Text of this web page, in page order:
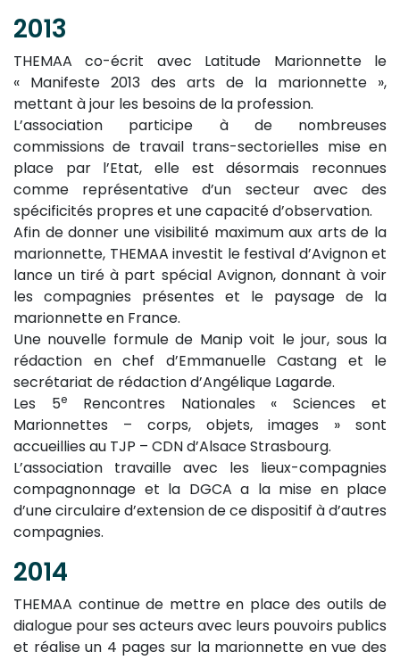
2013
THEMAA co-écrit avec Latitude Marionnette le
« Manifeste 2013 des arts de la marionnette »,
mettant à jour les besoins de la profession.
L’association participe à de nombreuses
commissions de travail trans-sectorielles mise en
place par l’Etat, elle est désormais reconnues
comme représentative d’un secteur avec des
spécificités propres et une capacité d’observation.
Afin de donner une visibilité maximum aux arts de la
marionnette, THEMAA investit le festival d’Avignon et
lance un tiré à part spécial Avignon, donnant à voir
les compagnies présentes et le paysage de la
marionnette en France.
Une nouvelle formule de Manip voit le jour, sous la
rédaction en chef d’Emmanuelle Castang et le
secrétariat de rédaction d’Angélique Lagarde.
Les 5eRencontres Nationales « Sciences et
Marionnettes – corps, objets, images » sont
accueillies au TJP – CDN d’Alsace Strasbourg.
L’association travaille avec les lieux-compagnies
compagnonnage et la DGCA a la mise en place
d’une circulaire d’extension de ce dispositif à d’autres
compagnies.
2014
THEMAA continue de mettre en place des outils de
dialogue pour ses acteurs avec leurs pouvoirs publics
et réalise un 4 pages sur la marionnette en vue des